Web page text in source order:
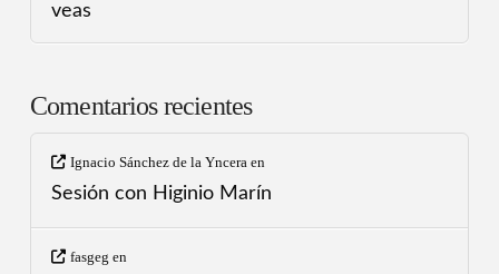
veas
Comentarios recientes
Ignacio Sánchez de la Ynceraen
Sesión con Higinio Marín
fasgeg en